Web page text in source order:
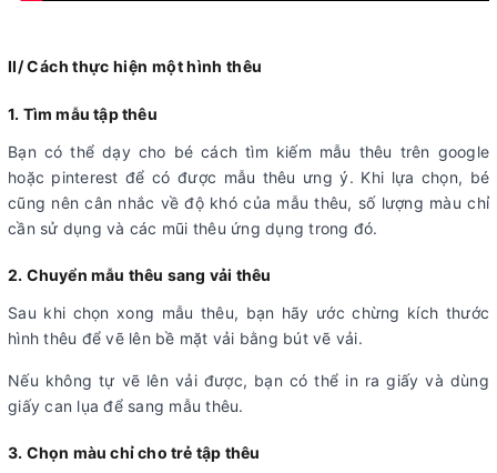
II/ Cách thực hiện một hình thêu
1. Tìm mẫu tập thêu
Bạn có thể dạy cho bé cách tìm kiếm mẫu thêu trên google
hoặc pinterest để có được mẫu thêu ưng ý. Khi lựa chọn, bé
cũng nên cân nhắc về độ khó của mẫu thêu, số lượng màu chỉ
cần sử dụng và các mũi thêu ứng dụng trong đó.
2. Chuyển mẫu thêu sang vải thêu
Sau khi chọn xong mẫu thêu, bạn hãy ước chừng kích thước
hình thêu để vẽ lên bề mặt vải bằng bút vẽ vải.
Nếu không tự vẽ lên vải được, bạn có thể in ra giấy và dùng
giấy can lụa để sang mẫu thêu.
3. Chọn màu chỉ cho trẻ tập thêu